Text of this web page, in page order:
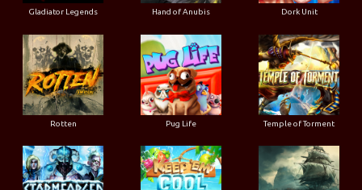
Gladiator Legends Hand of Anubis Dork Unit
Rotten Pug Life Temple of Torment